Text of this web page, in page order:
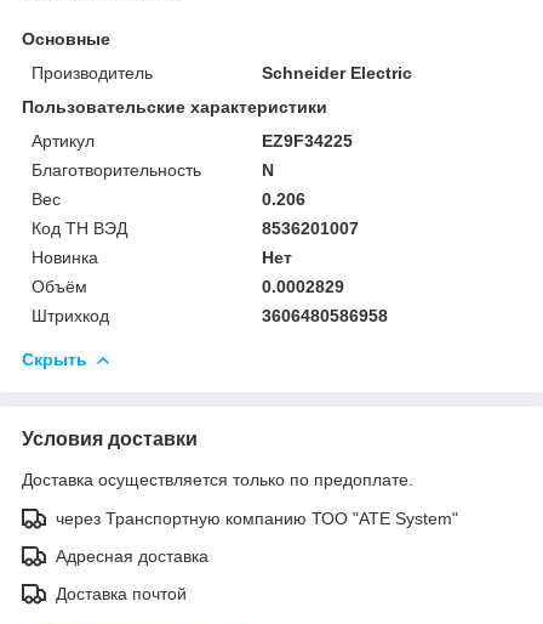
Основные
Производитель
Schneider Electric
Пользовательские характеристики
Артикул
EZ9F34225
Благотворительность
N
Вес
0.206
Код ТН ВЭД
8536201007
Новинка
Нет
Объём
0.0002829
Штрихкод
3606480586958
Скрыть
Условия доставки
Доставка осуществляется только по предоплате.
через Транспортную компанию ТОО "ATE System"
Адресная доставка
Доставка почтой